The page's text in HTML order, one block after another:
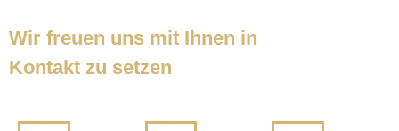
Wir freuen uns mit Ihnen in
Kontakt zu setzen